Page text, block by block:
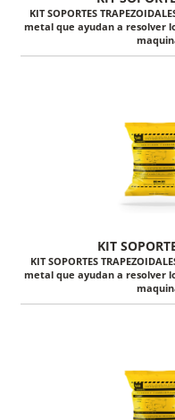
KIT SOPORTES
metal que ayudan a resolver
KIT
KIT SOPORTES
metal que ayudan a resolver